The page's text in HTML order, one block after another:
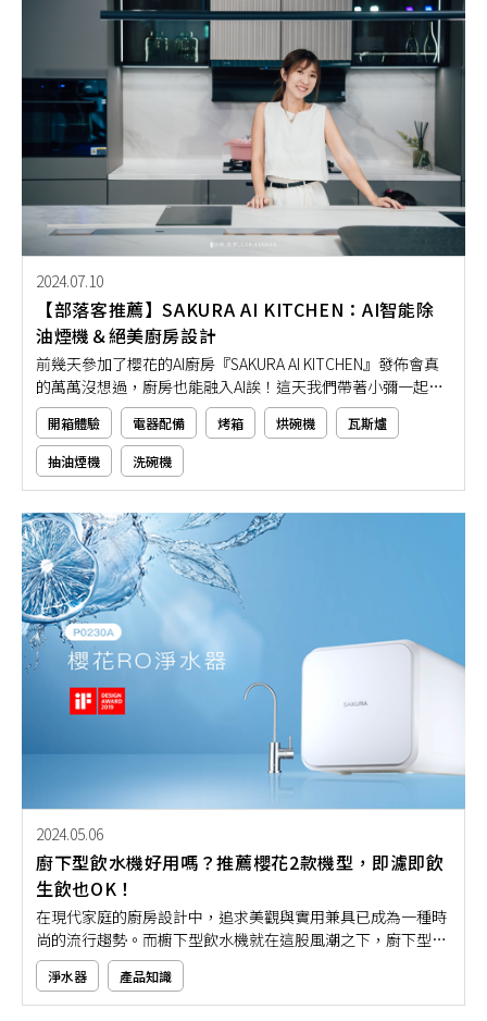
2024.07.10
【部落客推薦】SAKURA AI KITCHEN：AI智能除
油煙機＆絕美廚房設計
前幾天參加了櫻花的AI廚房『SAKURA AI KITCHEN』發佈會真
的萬萬沒想過，廚房也能融入AI誒！這天我們帶著小彌一起參
加活動開場是AI人聲，當下我心裡竟然響起一種老人的聲音
「哇～我們竟然活到這個科技年代了！」哈哈哈
開箱體驗 電器配備 烤箱 烘碗機 瓦斯爐
抽油煙機 洗碗機
2024.05.06
廚下型飲水機好用嗎？推薦櫻花2款機型，即濾即飲
生飲也OK！
在現代家庭的廚房設計中，追求美觀與實用兼具已成為一種時
尚的流行趨勢。而櫥下型飲水機就在這股風潮之下，廚下型飲
水機憑借其節省空間且便於使用的特性，逐漸成為了許多家庭
的新選擇。尤其是櫻花廚下型飲水機，更是廣受到網友的好評
推薦與愛戴，進而在市場上造成一股熱銷旋風。如果你還沒入
淨水器 產品知識